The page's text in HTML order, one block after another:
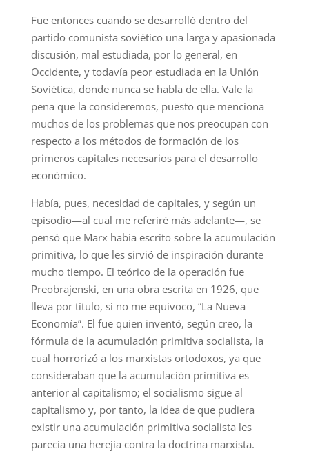
Fue entonces cuando se desarrolló dentro del
partido comunista soviético una larga y apasionada
discusión, mal estudiada, por lo general, en
Occidente, y todavía peor estudiada en la Unión
Soviética, donde nunca se habla de ella. Vale la
pena que la consideremos, puesto que menciona
muchos de los problemas que nos preocupan con
respecto a los métodos de formación de los
primeros capitales necesarios para el desarrollo
económico.
Había, pues, necesidad de capitales, y según un
episodio—al cual me referiré más adelante—, se
pensó que Marx había escrito sobre la acumulación
primitiva, lo que les sirvió de inspiración durante
mucho tiempo. El teórico de la operación fue
Preobrajenski, en una obra escrita en 1926, que
lleva por título, si no me equivoco, “La Nueva
Economía”. El fue quien inventó, según creo, la
fórmula de la acumulación primitiva socialista, la
cual horrorizó a los marxistas ortodoxos, ya que
consideraban que la acumulación primitiva es
anterior al capitalismo; el socialismo sigue al
capitalismo y, por tanto, la idea de que pudiera
existir una acumulación primitiva socialista les
parecía una herejía contra la doctrina marxista.